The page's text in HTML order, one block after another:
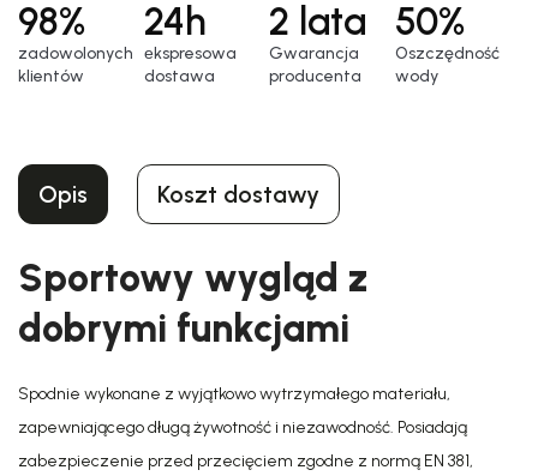
98%
zadowolonych
klientów
24h
еkspresowa
dostawa
2 lata
Gwarancja
producenta
50%
Oszczędność
wody
Opis Koszt dostawy
Sportowy wygląd z
dobrymi funkcjami
Spodnie wykonane z wyjątkowo wytrzymałego materiału,
zapewniającego długą żywotność i niezawodność. Posiadają
zabezpieczenie przed przecięciem zgodne z normą EN 381,